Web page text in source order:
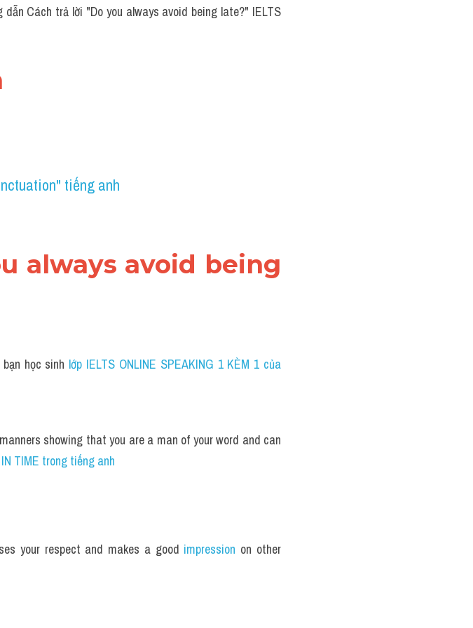
dẫn Cách trả lời "Do you always avoid being late?" IELTS
tiếng anh
always avoid being
học sinh lớp IELTS ONLINE SPEAKING 1 KÈM 1 của
showing that you are a man of your word and can
TIME trong tiếng anh
your respect and makes a good impression on other